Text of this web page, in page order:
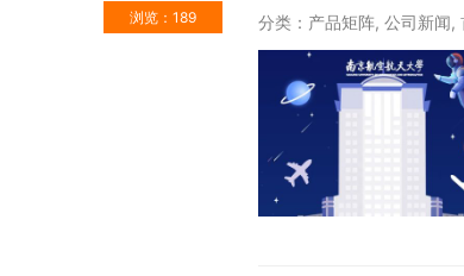
浏览：189
分类： 产品矩阵, 公司新闻,